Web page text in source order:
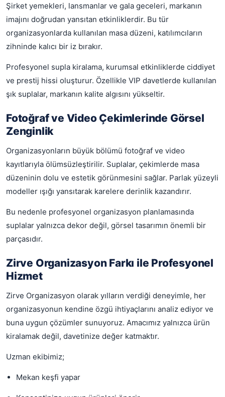
Şirket yemekleri, lansmanlar ve gala geceleri, markanın
imajını doğrudan yansıtan etkinliklerdir. Bu tür
organizasyonlarda kullanılan masa düzeni, katılımcıların
zihninde kalıcı bir iz bırakır.
Profesyonel supla kiralama, kurumsal etkinliklerde ciddiyet
ve prestij hissi oluşturur. Özellikle VIP davetlerde kullanılan
şık suplalar, markanın kalite algısını yükseltir.
Fotoğraf ve Video Çekimlerinde Görsel
Zenginlik
Organizasyonların büyük bölümü fotoğraf ve video
kayıtlarıyla ölümsüzleştirilir. Suplalar, çekimlerde masa
düzeninin dolu ve estetik görünmesini sağlar. Parlak yüzeyli
modeller ışığı yansıtarak karelere derinlik kazandırır.
Bu nedenle profesyonel organizasyon planlamasında
suplalar yalnızca dekor değil, görsel tasarımın önemli bir
parçasıdır.
Zirve Organizasyon Farkı ile Profesyonel
Hizmet
Zirve Organizasyon olarak yılların verdiği deneyimle, her
organizasyonun kendine özgü ihtiyaçlarını analiz ediyor ve
buna uygun çözümler sunuyoruz. Amacımız yalnızca ürün
kiralamak değil, davetinize değer katmaktır.
Uzman ekibimiz;
Mekan keşfi yapar